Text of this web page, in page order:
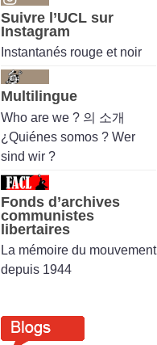
Suivre l’UCL sur
Instagram
Instantanés rouge et noir
Multilingue
Who are we ? 의 소개
¿Quiénes somos ? Wer
sind wir ?
Fonds d’archives
communistes
libertaires
La mémoire du mouvement
depuis 1944